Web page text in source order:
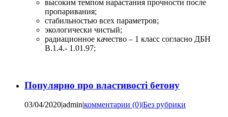
высоким темпом нарастания прочности после
пропаривания;
стабильностью всех параметров;
экологически чистый;
радиационное качество – 1 класс согласно ДБН
В.1.4.- 1.01.97;
Популярно про властивості бетону
03/04/2020adminкомментарии (0)Без рубрики